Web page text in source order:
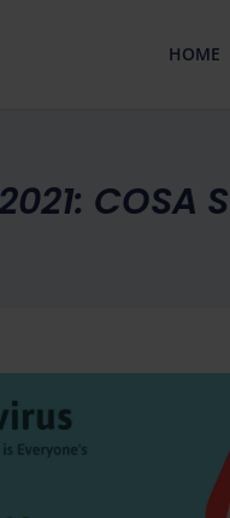
HOME
COSA